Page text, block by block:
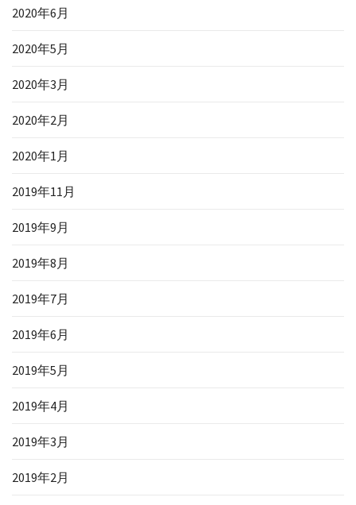
2020年6月
2020年5月
2020年3月
2020年2月
2020年1月
2019年11月
2019年9月
2019年8月
2019年7月
2019年6月
2019年5月
2019年4月
2019年3月
2019年2月